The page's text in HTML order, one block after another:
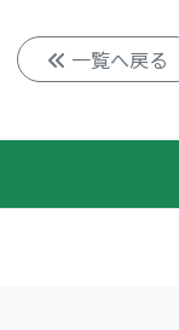
一覧へ戻る